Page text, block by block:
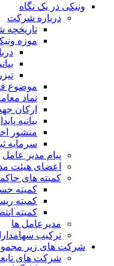
ونیکی در یک نگاه
درباره شرکت
موزه
موضوع
نماد
ارکان
بیانیه
منشور
سرمایه
پیام مدیر عامل
اعضای هیئت
کمیته های
کمیته
کمیته
کمیته
مدیرعامل ها
ترکیب
شرکت های زیر
شرکت های